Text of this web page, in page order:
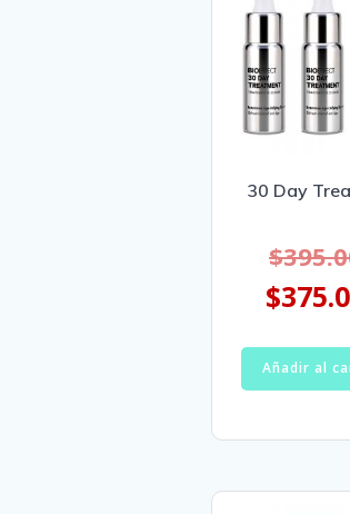
30 Day
$
$
Añadir al